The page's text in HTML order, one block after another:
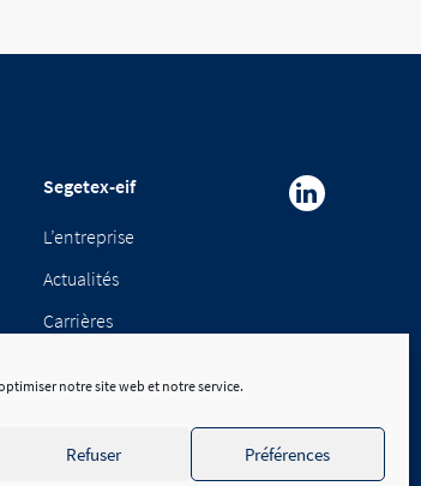
notre site web et notre service.
Refuser Préférences
Segetex-eif
L’entreprise
Actualités
Carrières